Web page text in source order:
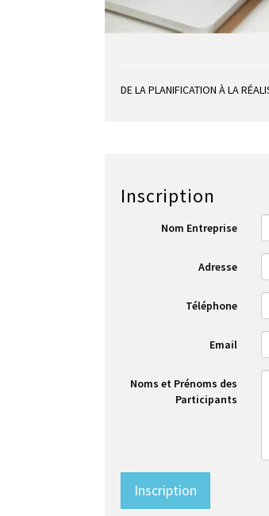
DE LA PLANIFICATION À LA
Inscription
Nom Entreprise
Adresse
Téléphone
Email
Noms et Prénoms des
Participants
Inscription